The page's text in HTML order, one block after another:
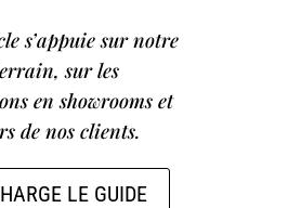
s’appuie sur notre
sur les
en showrooms et
de nos clients.
LE GUIDE